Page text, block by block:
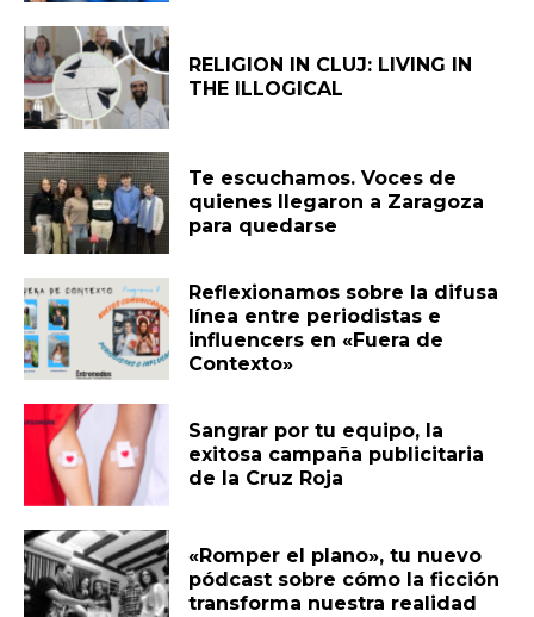
RELIGION IN CLUJ: LIVING IN
THE ILLOGICAL
Te escuchamos. Voces de
quienes llegaron a Zaragoza
para quedarse
Reflexionamos sobre la difusa
línea entre periodistas e
influencers en «Fuera de
Contexto»
Sangrar por tu equipo, la
exitosa campaña publicitaria
de la Cruz Roja
«Romper el plano», tu nuevo
pódcast sobre cómo la ficción
transforma nuestra realidad